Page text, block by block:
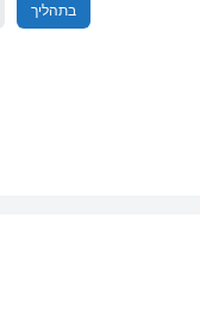
בתהליך